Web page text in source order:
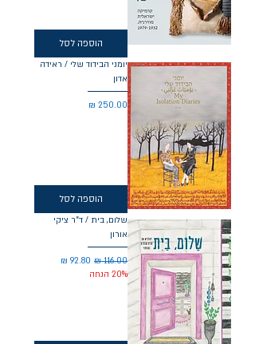
הוספה לסל
יומני הבידוד שלי / ראידה
אדון
מחיר
הוספה לסל
שלום, בית / ד"ר ציקי
אורון
מחיר רגיל מחיר מבצע
20% הנחה